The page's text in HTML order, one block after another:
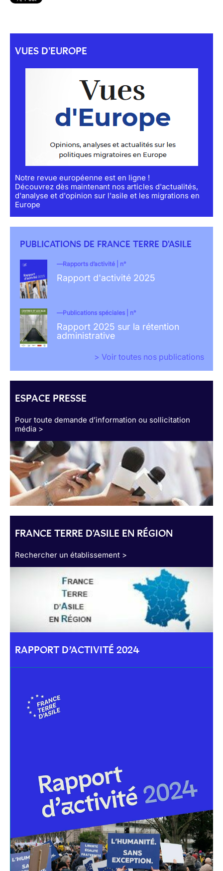
VUES D'EUROPE
Notre revue européenne est en ligne !
Découvrez dès maintenant nos articles d'actualités,
d'analyse et d'opinion sur l'asile et les migrations en
Europe
PUBLICATIONS DE FRANCE TERRE D'ASILE
Rapports d’activité | n°
Rapport d'activité 2025
Publications spéciales | n°
Rapport 2025 sur la rétention
administrative
> Voir toutes nos publications
ESPACE PRESSE
Pour toute demande d’information ou sollicitation
média >
FRANCE TERRE D'ASILE EN RÉGION
Rechercher un établissement >
RAPPORT D’ACTIVITÉ 2024